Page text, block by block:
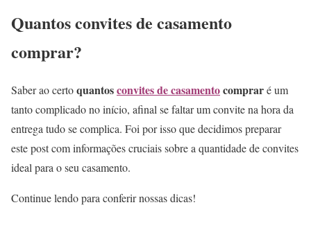
Quantos convites de casamento
comprar?
Saber ao certoquantosconvites de casamentocompraré um
tanto complicado no início, afinal se faltar um convite na hora da
entrega tudo se complica. Foi por isso que decidimos preparar
este post com informações cruciais sobre a quantidade de convites
ideal para o seu casamento.
Continue lendo para conferir nossas dicas!